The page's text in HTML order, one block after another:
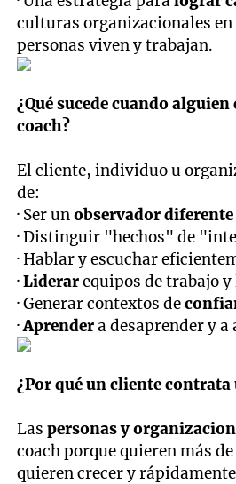
culturas organizacionales en
personas viven y trabajan.
¿Qué sucede cuando
coach?
El cliente, individuo u
de:
· Ser unobservador diferente
· Distinguir "hechos" de
· Hablar y escuchar
·Liderarequipos de trabajo
· Generar contextos de
·Aprendera desaprender y a
¿Por qué un cliente contrata
Laspersonas y
coach porque quieren más
quieren crecer y